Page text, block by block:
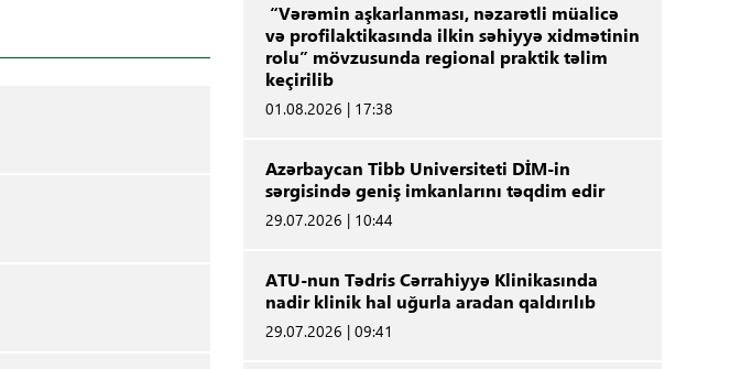
“Vərəmin aşkarlanması, nəzarətli müalicə
və profilaktikasında ilkin səhiyyə xidmətinin
rolu” mövzusunda regional praktik təlim
keçirilib
01.08.2026 | 17:38
Azərbaycan Tibb Universiteti DİM-in
sərgisində geniş imkanlarını təqdim edir
29.07.2026 | 10:44
ATU-nun Tədris Cərrahiyyə Klinikasında
nadir klinik hal uğurla aradan qaldırılıb
29.07.2026 | 09:41